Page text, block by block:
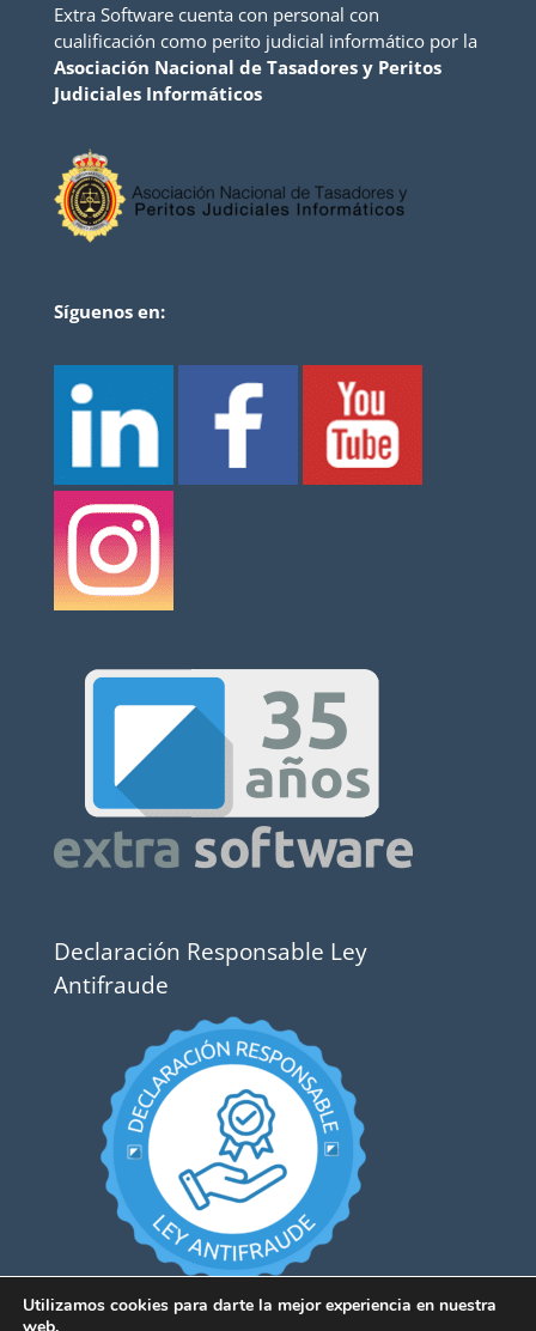
Extra Software cuenta con personal con
cualificación como perito judicial informático por la
Asociación Nacional de Tasadores y Peritos
Judiciales Informáticos
Síguenos en:
Declaración Responsable Ley
Antifraude
Utilizamos cookies para darte la mejor experiencia en nuestra